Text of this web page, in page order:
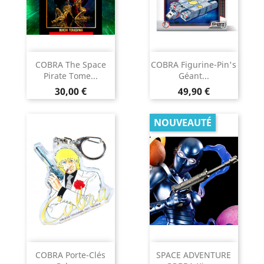
COBRA The Space
Pirate Tome...
Prix
30,00 €
COBRA Figurine-Pin's
Géant...
Prix
49,90 €
COBRA Porte-Clés
SPACE ADVENTURE
NOUVEAUTÉ